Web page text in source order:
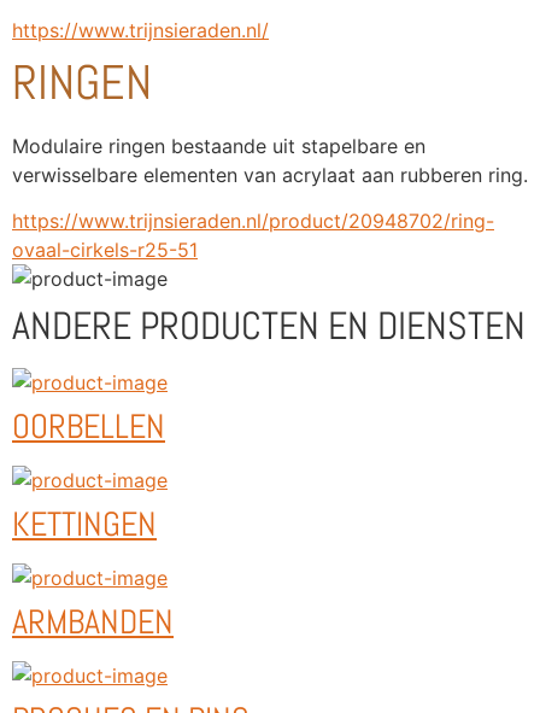
https://www.trijnsieraden.nl/
RINGEN
Modulaire ringen bestaande uit stapelbare en
verwisselbare elementen van acrylaat aan rubberen ring.
https://www.trijnsieraden.nl/product/20948702/ring-
ovaal-cirkels-r25-51
ANDERE PRODUCTEN EN DIENSTEN
OORBELLEN
KETTINGEN
ARMBANDEN